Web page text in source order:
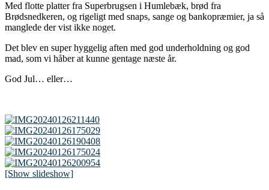
Med flotte platter fra Superbrugsen i Humlebæk, brød fra
Brødsnedkeren, og rigeligt med snaps, sange og bankopræmier, ja så
manglede der vist ikke noget.
Det blev en super hyggelig aften med god underholdning og god
mad, som vi håber at kunne gentage næste år.
God Jul… eller…
[Show slideshow]